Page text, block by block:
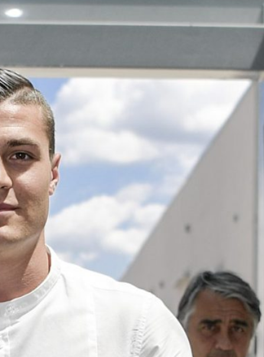
Ripescaggio in Serie B per il Bari: la
28 Maggio 2026
non siamo una seconda squadra”
27 Maggio 2026